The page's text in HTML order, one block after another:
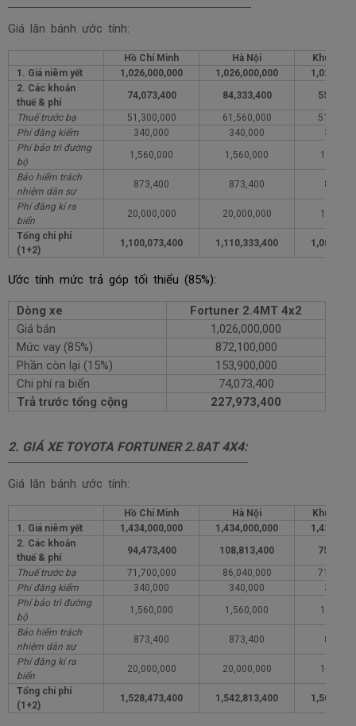
Giá lăn bánh ước tính:
Hồ Chí Minh Hà Nội
Khu vực
1. Giá niêm yết
1,026,000,000 1,026,000,000
2. Các khoản
thuế & phí
74,073,400 84,333,400
Thuế trước bạ
51,300,000 61,560,000
Phí đăng kiểm
340,000 340,000
Phí bảo trì đường
bộ
1,560,000 1,560,000
Bảo hiểm trách
nhiệm dân sự
873,400 873,400
Phí đăng kí ra
biển
20,000,000 20,000,000
Tổng chi phí
(1+2)
1,100,073,400 1,110,333,400
Ước tính mức trả góp tối thiểu (85%):
Dòng xe
Fortuner 2.4MT 4x2
Giá bán
1,026,000,000
Mức vay (85%)
872,100,000
Phần còn lại (15%)
153,900,000
Chi phí ra biển
74,073,400
Trả trước tổng cộng
227,973,400
2. GIÁ XE TOYOTA FORTUNER 2.8AT 4X4:
Giá lăn bánh ước tính:
Hồ Chí Minh Hà Nội
Khu vực
1. Giá niêm yết
1,434,000,000 1,434,000,000
2. Các khoản
thuế & phí
94,473,400 108,813,400
Thuế trước bạ
71,700,000 86,040,000
Phí đăng kiểm
340,000 340,000
Phí bảo trì đường
bộ
1,560,000 1,560,000
Bảo hiểm trách
nhiệm dân sự
873,400 873,400
Phí đăng kí ra
biển
20,000,000 20,000,000
Tổng chi phí
(1+2)
1,528,473,400 1,542,813,400